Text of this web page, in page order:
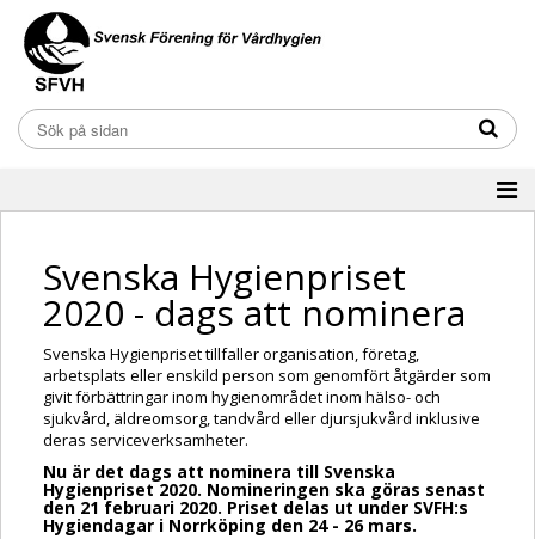
Svenska Hygienpriset
2020 - dags att nominera
Svenska Hygienpriset tillfaller organisation, företag,
arbetsplats eller enskild person som genomfört åtgärder som
givit förbättringar inom hygienområdet inom hälso- och
sjukvård, äldreomsorg, tandvård eller djursjukvård inklusive
deras serviceverksamheter.
Nu är det dags att nominera till Svenska
Hygienpriset 2020. Nomineringen ska göras senast
den 21 februari 2020. Priset delas ut under SVFH:s
Hygiendagar i Norrköping den 24 - 26 mars.